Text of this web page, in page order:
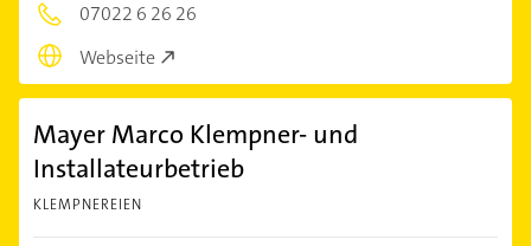
07022 6 26 26
Webseite
Mayer Marco Klempner- und
Installateurbetrieb
KLEMPNEREIEN